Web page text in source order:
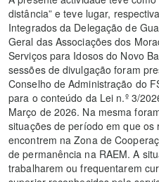
distância” e teve lugar,
Integrados da Delegação de
Geral das Associações dos
Serviços para Idosos do Novo
sessões de divulgação foram
Conselho de Administração do
para o conteúdo da Lei n.º 3/
Março de 2026. Na mesma
situações de período em que os
encontrem na Zona de
de permanência na RAEM. A
trabalharem ou frequentarem